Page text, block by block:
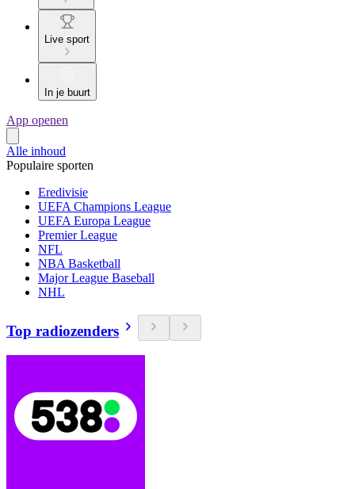
Live sport
In je buurt
App openen
Alle inhoud
Populaire sporten
Eredivisie
UEFA Champions League
UEFA Europa League
Premier League
NFL
NBA Basketball
Major League Baseball
NHL
Top radiozenders